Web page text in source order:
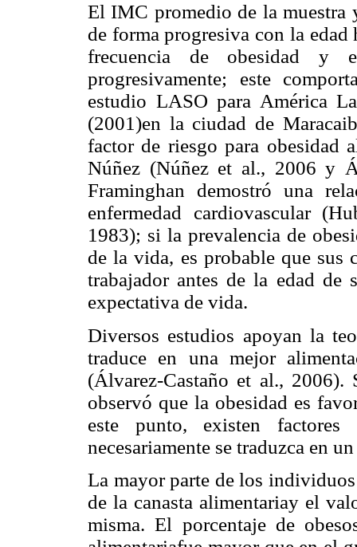
El IMC promedio de la muestra
de forma progresiva con la edad
frecuencia de obesidad y
progresivamente; este
estudio LASO para América
(2001)en la ciudad de
factor de riesgo para obesidad
Núñez (Núñez et al., 2006 y
Framinghan demostró una
enfermedad cardiovascular
1983); si la prevalencia de
de la vida, es probable que sus
trabajador antes de la edad
expectativa de vida.
Diversos estudios apoyan la
traduce en una mejor
(Álvarez-Castaño et al., 2006).
observó que la obesidad es
este punto, existen
necesariamente se traduzca en
La mayor parte de los
de la canasta alimentariay el
misma. El porcentaje de